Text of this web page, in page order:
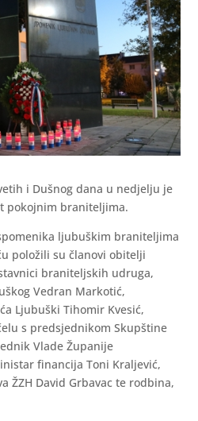
i Dušnog dana u nedjelju je
pokojnim braniteljima.
ljubuškim braniteljima
položili su članovi obitelji
braniteljskih udruga,
Vedran Markotić,
Ljubuški Tihomir Kvesić,
s predsjednikom Skupštine
Vlade Županije
financija Toni Kraljević,
ŽZH David Grbavac te rodbina,